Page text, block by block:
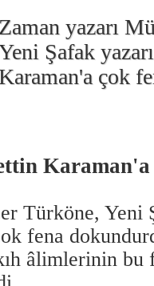
Zaman yazarı
Şafak
çok
Türköne, Yeni
fena
âlimlerinin bu